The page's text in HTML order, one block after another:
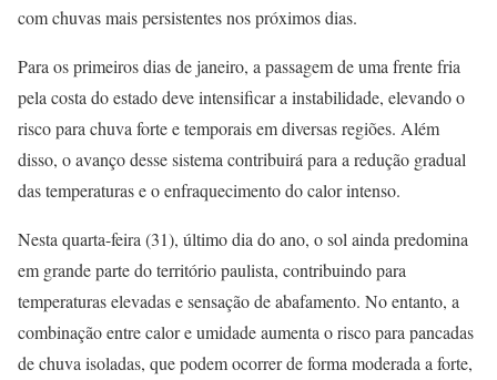
com chuvas mais persistentes nos próximos dias.
Para os primeiros dias de janeiro, a passagem de uma frente fria
pela costa do estado deve intensificar a instabilidade, elevando o
risco para chuva forte e temporais em diversas regiões. Além
disso, o avanço desse sistema contribuirá para a redução gradual
das temperaturas e o enfraquecimento do calor intenso.
Nesta quarta-feira (31), último dia do ano, o sol ainda predomina
em grande parte do território paulista, contribuindo para
temperaturas elevadas e sensação de abafamento. No entanto, a
combinação entre calor e umidade aumenta o risco para pancadas
de chuva isoladas, que podem ocorrer de forma moderada a forte,